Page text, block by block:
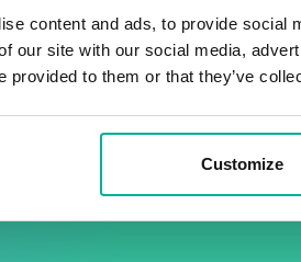
content and ads, to provide social
our site with our social media,
provided to them or that they’ve
Customize
moms. Våra kampanjpriser (i
standardpris (visas med